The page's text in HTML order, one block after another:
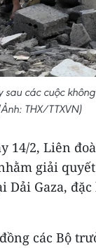
các cuộc
THX/TTXVN)
14/2, Liên
giải
Gaza,
các Bộ